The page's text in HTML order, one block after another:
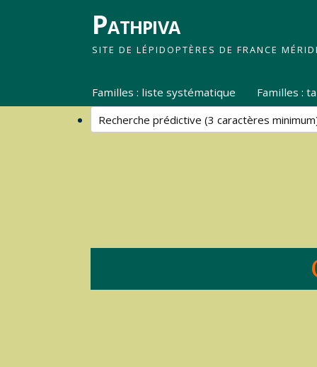
Pathpiva
SITE DE LÉPIDOPTÈRES DE FRANCE
Familles : liste systématique Familles :